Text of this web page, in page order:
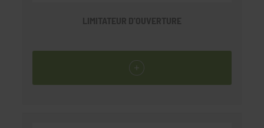
LIMITATEUR D'OUVERTURE